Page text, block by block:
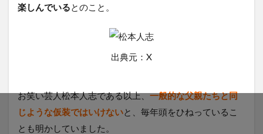
楽しんでいるとのこと。
出典元：X
お笑い芸人松本人志である以上、一般的な父親たちと同
じような仮装ではいけないと、毎年頭をひねっているこ
とも明かしていました。